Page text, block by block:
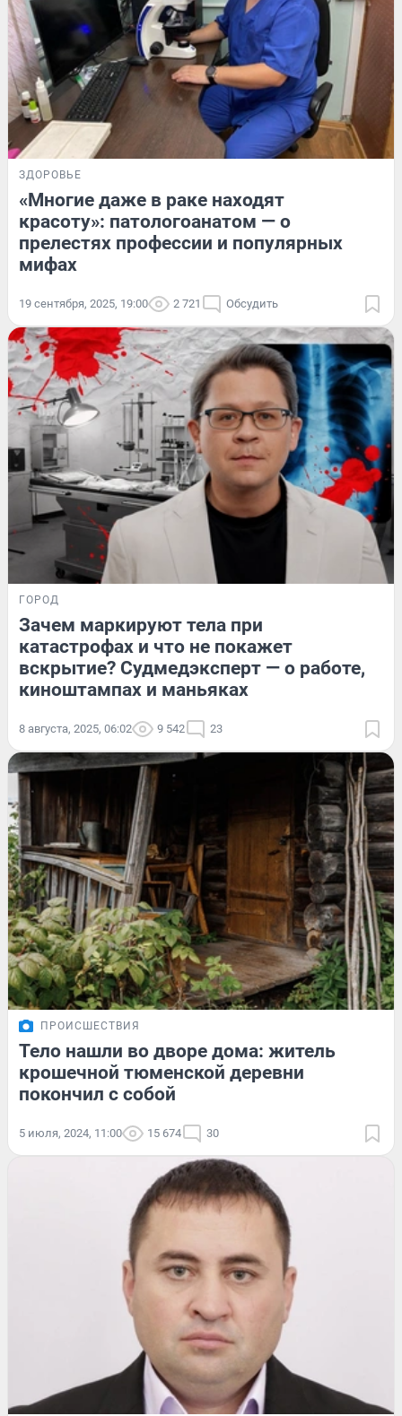
ЗДОРОВЬЕ
«Многие даже в раке находят
красоту»: патологоанатом — о
прелестях профессии и популярных
мифах
19 сентября, 2025, 19:00 2 721 Обсудить
ГОРОД
Зачем маркируют тела при
катастрофах и что не покажет
вскрытие? Судмедэксперт — о работе,
киноштампах и маньяках
8 августа, 2025, 06:02 9 542 23
ПРОИСШЕСТВИЯ
Тело нашли во дворе дома: житель
крошечной тюменской деревни
покончил с собой
5 июля, 2024, 11:00 15 674 30